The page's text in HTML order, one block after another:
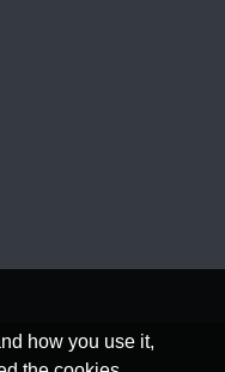
how you use it,